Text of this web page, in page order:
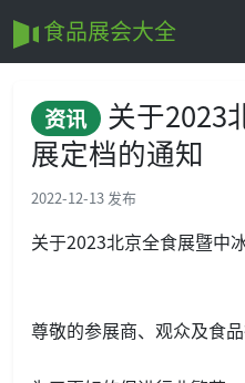
食品展会大全
资讯 关于2023
展定档的通知
2022-12-13 发布
关于2023北京全食展暨中
尊敬的参展商、观众及食品